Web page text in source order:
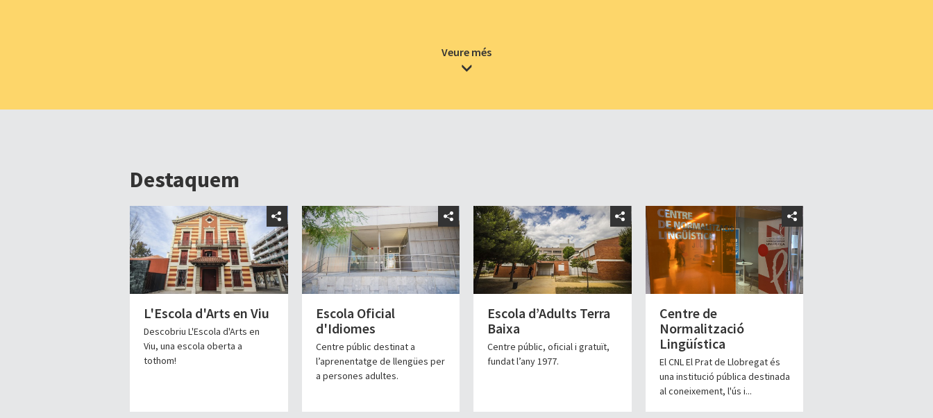
Veure més
Destaquem
L'Escola d'Arts en Viu
Descobriu L'Escola d'Arts en
Viu, una escola oberta a
tothom!
Escola Oficial
d'Idiomes
Centre públic destinat a
l’aprenentatge de llengües per
a persones adultes.
Escola d’Adults Terra
Baixa
Centre públic, oficial i gratuït,
fundat l’any 1977.
Centre de
Normalització
Lingüística
El CNL El Prat de Llobregat és
una institució pública destinada
al coneixement, l'ús i...